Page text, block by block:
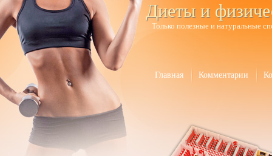
Диеты и
Только полезные и натуральные
Главная Комментарии